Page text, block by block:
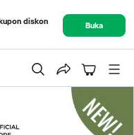
diskon
Buka